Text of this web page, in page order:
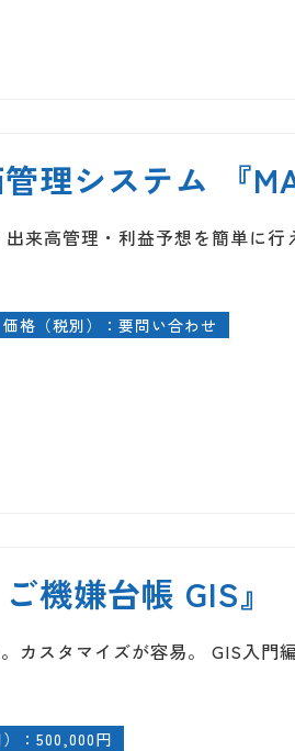
理システム 『
来高管理・利益予想を簡単に
価格（税別）：要問い合わせ
機嫌台帳 GIS』
カスタマイズが容易。 GIS入門
：500,000円